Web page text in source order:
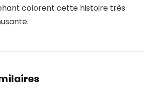
colorent cette histoire très